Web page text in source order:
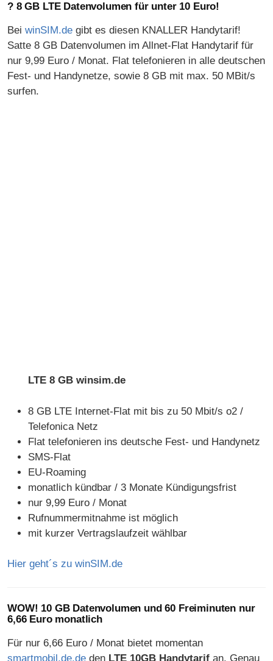
? 8 GB LTE Datenvolumen für unter 10 Euro!
Bei winSIM.de gibt es diesen KNALLER Handytarif!
Satte 8 GB Datenvolumen im Allnet-Flat Handytarif für
nur 9,99 Euro / Monat. Flat telefonieren in alle deutschen
Fest- und Handynetze, sowie 8 GB mit max. 50 MBit/s
surfen.
LTE 8 GB winsim.de
8 GB LTE Internet-Flat mit bis zu 50 Mbit/s o2 /
Telefonica Netz
Flat telefonieren ins deutsche Fest- und Handynetz
SMS-Flat
EU-Roaming
monatlich kündbar / 3 Monate Kündigungsfrist
nur 9,99 Euro / Monat
Rufnummermitnahme ist möglich
mit kurzer Vertragslaufzeit wählbar
Hier geht´s zu winSIM.de
WOW! 10 GB Datenvolumen und 60 Freiminuten nur
6,66 Euro monatlich
Für nur 6,66 Euro / Monat bietet momentan
smartmobil.de.de den LTE 10GB Handytarif an. Genau